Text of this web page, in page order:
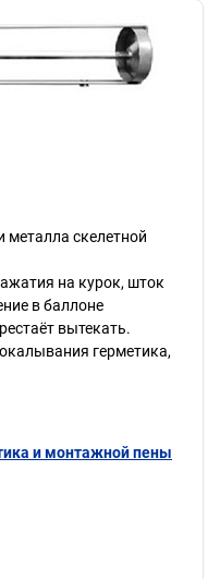
металла скелетной
на курок, шток
в баллоне
вытекать.
герметика,
и монтажной пены